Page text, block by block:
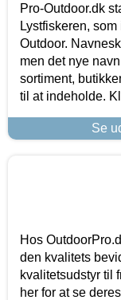
Pro-Outdoor.dk
Lystfiskeren,
Outdoor.
men det nye
sortiment,
til at indeholde.
Se
Hos
den kvalitets
kvalitetsudstyr til
her for at se